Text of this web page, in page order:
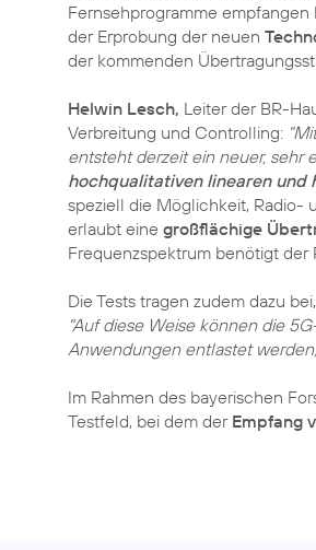
Fernsehprogramme
der Erprobung der neuen
der kommenden
Helwin Lesch, Leiter der BR-
Verbreitung und Controlling:
entsteht derzeit ein neuer, sehr
hochqualitativen linearen und
speziell die Möglichkeit, Radio-
erlaubt eine großflächige
Frequenzspektrum benötigt der
Die Tests tragen zudem dazu
"Auf diese Weise können die
Anwendungen entlastet
Im Rahmen des bayerischen
Testfeld, bei dem der Empfang